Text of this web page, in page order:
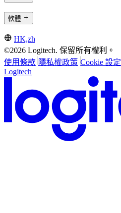
軟體
HK,zh
©2026 Logitech. 保留所有權利。
使用條款 隱私權政策 Cookie 設定
Logitech